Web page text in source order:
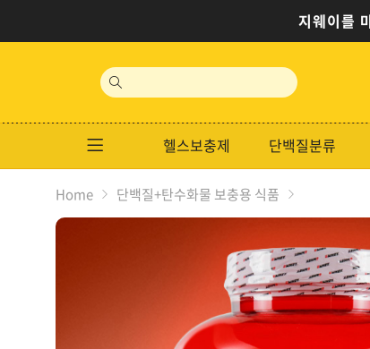
지웨이를
헬스보충제 단백질분류
Home 단백질+탄수화물 보충용 식품